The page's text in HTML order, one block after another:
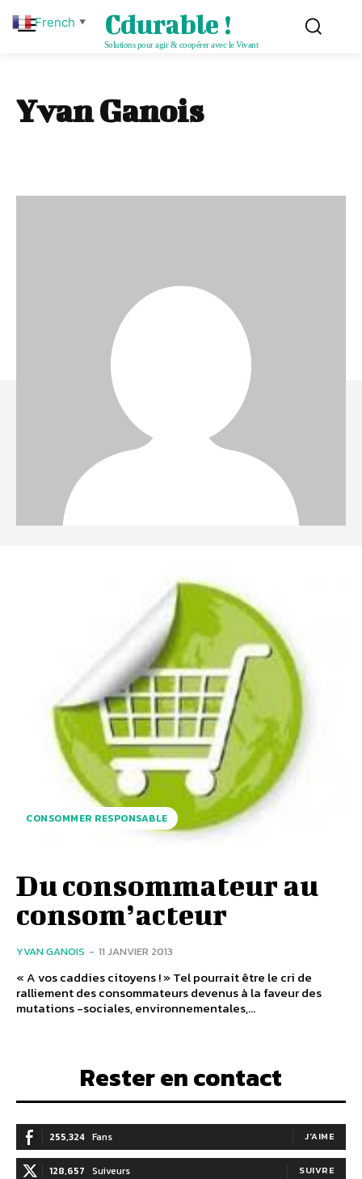
Cdurable !
Solutions pour agir & coopérer avec le Vivant
Yvan Ganois
CONSOMMER RESPONSABLE
Du consommateur au
consom’acteur
YVAN GANOIS - 11 JANVIER 2013
« A vos caddies citoyens ! » Tel pourrait être le cri de
ralliement des consommateurs devenus à la faveur des
mutations -sociales, environnementales,...
Rester en contact
255,324 Fans J'AIME
128,657 Suiveurs SUIVRE
French ▼